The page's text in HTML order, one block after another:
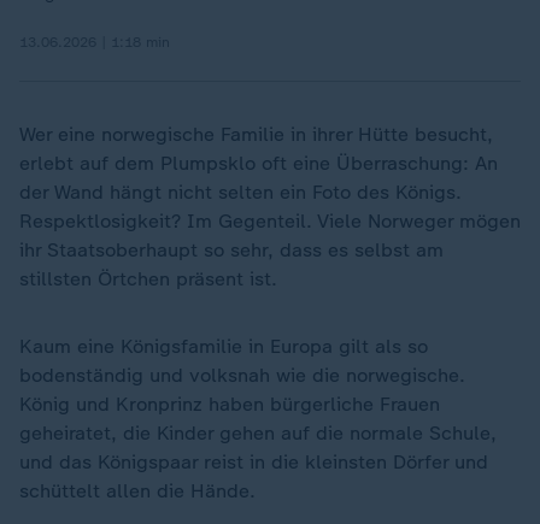
Wer eine norwegische Familie in ihrer Hütte besucht,
erlebt auf dem Plumpsklo oft eine Überraschung: An
der Wand hängt nicht selten ein Foto des Königs.
Respektlosigkeit? Im Gegenteil. Viele Norweger mögen
ihr Staatsoberhaupt so sehr, dass es selbst am
stillsten Örtchen präsent ist.
Kaum eine Königsfamilie in Europa gilt als so
bodenständig und volksnah wie die norwegische.
König und Kronprinz haben bürgerliche Frauen
geheiratet, die Kinder gehen auf die normale Schule,
und das Königspaar reist in die kleinsten Dörfer und
schüttelt allen die Hände.